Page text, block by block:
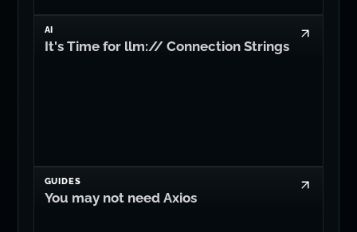
AI
It's Time for llm:// Connection Strings
GUIDES
You may not need Axios